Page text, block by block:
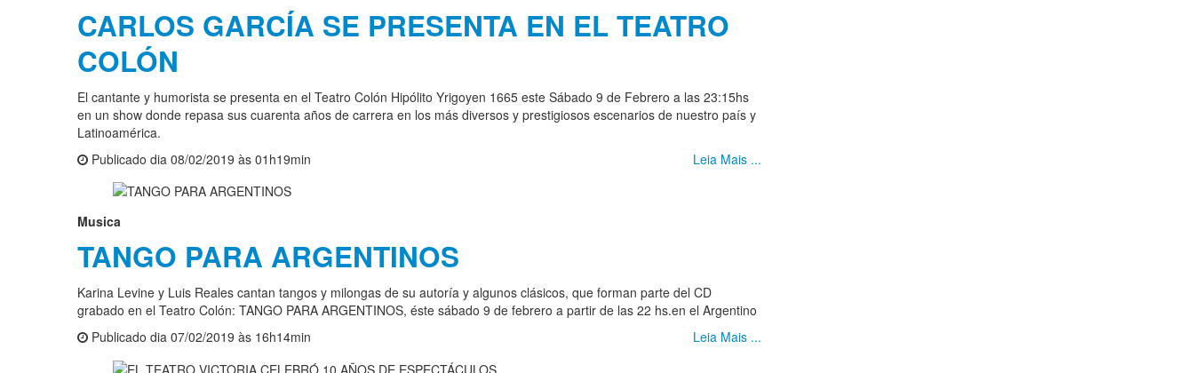
CARLOS GARCÍA SE PRESENTA EN EL TEATRO
COLÓN
El cantante y humorista se presenta en el Teatro Colón Hipólito Yrigoyen 1665 este Sábado 9 de Febrero a las 23:15hs
en un show donde repasa sus cuarenta años de carrera en los más diversos y prestigiosos escenarios de nuestro país y
Latinoamérica.
Publicado dia 08/02/2019 às 01h19min
Leia Mais ...
Musica
TANGO PARA ARGENTINOS
Karina Levine y Luis Reales cantan tangos y milongas de su autoría y algunos clásicos, que forman parte del CD
grabado en el Teatro Colón: TANGO PARA ARGENTINOS, éste sábado 9 de febrero a partir de las 22 hs.en el Argentino
Publicado dia 07/02/2019 às 16h14min
Leia Mais ...